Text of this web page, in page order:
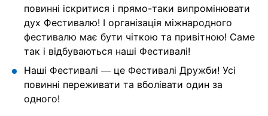
повинні іскритися і прямо-таки випромінювати
дух Фестивалю! І організація міжнародного
фестивалю має бути чіткою та привітною! Саме
так і відбуваються наші Фестивалі!
Наші Фестивалі — це Фестивалі Дружби! Усі
повинні переживати та вболівати один за
одного!